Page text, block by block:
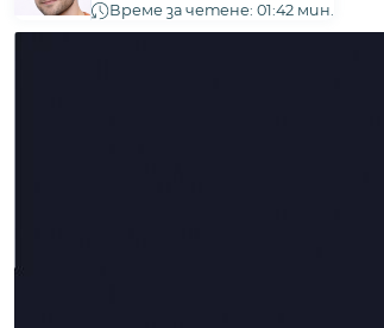
Време за четене: 01:42 мин.